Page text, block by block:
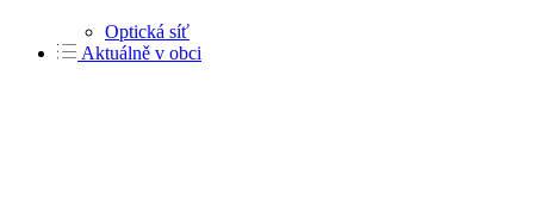
Optická síť
Aktuálně v obci